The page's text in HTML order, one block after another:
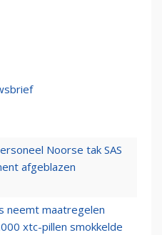
Noorse tak SAS
afgeblazen
neemt maatregelen
xtc-pillen smokkelde